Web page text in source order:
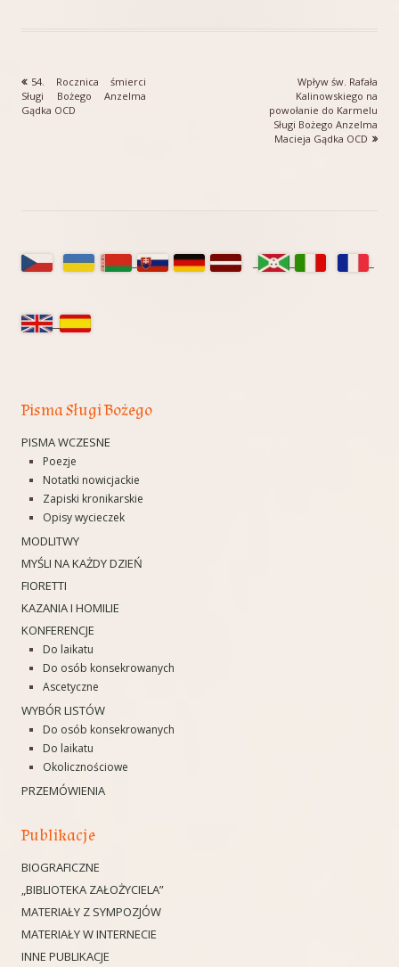
Nawigacja
wpisu
Poprzedni
artykół
54. Rocznica śmierci
Sługi Bożego Anzelma
Gądka OCD
Następny
artykół:
Wpływ św. Rafała
Kalinowskiego na
powołanie do Karmelu
Sługi Bożego Anzelma
Macieja Gądka OCD
Główny
boczny
Pisma Sługi Bożego
PISMA WCZESNE
Poezje
Notatki nowicjackie
Zapiski kronikarskie
Opisy wycieczek
MODLITWY
MYŚLI NA KAŻDY DZIEŃ
FIORETTI
KAZANIA I HOMILIE
KONFERENCJE
Do laikatu
Do osób konsekrowanych
Ascetyczne
WYBÓR LISTÓW
Do osób konsekrowanych
Do laikatu
Okolicznościowe
PRZEMÓWIENIA
Publikacje
BIOGRAFICZNE
„BIBLIOTEKA ZAŁOŻYCIELA”
MATERIAŁY Z SYMPOZJÓW
MATERIAŁY W INTERNECIE
INNE PUBLIKACJE